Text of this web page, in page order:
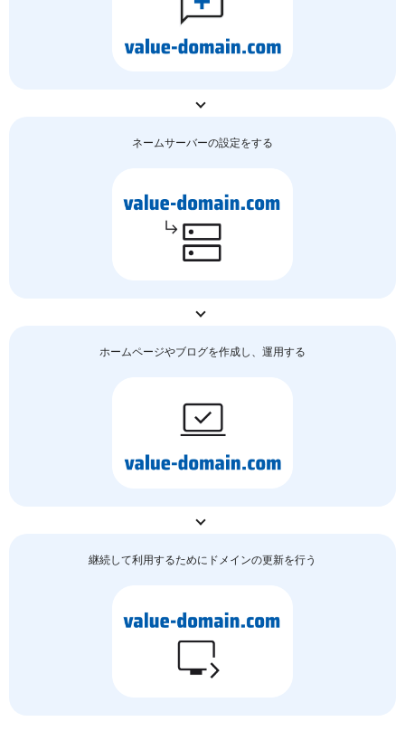
ネームサーバーの設定をする
ホームページやブログを作成し、運用する
継続して利用するためにドメインの更新を行う